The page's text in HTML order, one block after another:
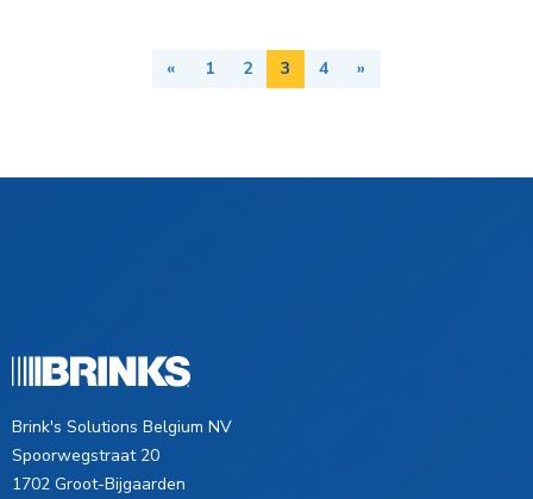
« 1 2 3 4 »
Brink's Solutions Belgium NV
Spoorwegstraat 20
1702 Groot-Bijgaarden